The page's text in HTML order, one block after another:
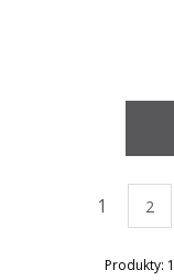
1 2
Produkty: 1